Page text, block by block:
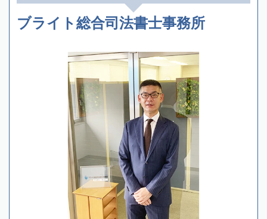
ブライト総合司法書士事務所